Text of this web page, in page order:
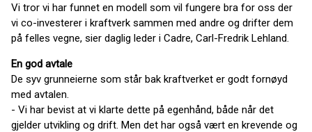
Vi tror vi har funnet en modell som vil fungere bra for oss der
vi co-investerer i kraftverk sammen med andre og drifter dem
på felles vegne, sier daglig leder i Cadre, Carl-Fredrik Lehland.
En god avtale
De syv grunneierne som står bak kraftverket er godt fornøyd
med avtalen.
- Vi har bevist at vi klarte dette på egenhånd, både når det
gjelder utvikling og drift. Men det har også vært en krevende og